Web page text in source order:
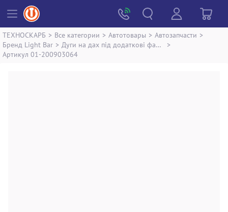
ТЕХНОСКАРБ > Все категории > Автотовары > Автозапчасти >
Бренд Light Bar > Дуги на дах під додаткові фари Light Bar universal 4*4
>
Артикул 01-200903064